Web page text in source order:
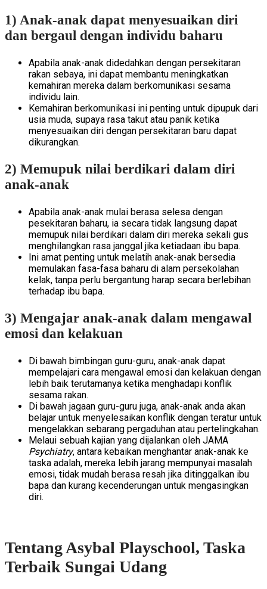
1) Anak-anak dapat menyesuaikan diri
dan bergaul dengan individu baharu
Apabila anak-anak didedahkan dengan persekitaran
rakan sebaya, ini dapat membantu meningkatkan
kemahiran mereka dalam berkomunikasi sesama
individu lain.
Kemahiran berkomunikasi ini penting untuk dipupuk dari
usia muda, supaya rasa takut atau panik ketika
menyesuaikan diri dengan persekitaran baru dapat
dikurangkan.
2) Memupuk nilai berdikari dalam diri
anak-anak
Apabila anak-anak mulai berasa selesa dengan
pesekitaran baharu, ia secara tidak langsung dapat
memupuk nilai berdikari dalam diri mereka sekali gus
menghilangkan rasa janggal jika ketiadaan ibu bapa.
Ini amat penting untuk melatih anak-anak bersedia
memulakan fasa-fasa baharu di alam persekolahan
kelak, tanpa perlu bergantung harap secara berlebihan
terhadap ibu bapa.
3) Mengajar anak-anak dalam mengawal
emosi dan kelakuan
Di bawah bimbingan guru-guru, anak-anak dapat
mempelajari cara mengawal emosi dan kelakuan dengan
lebih baik terutamanya ketika menghadapi konflik
sesama rakan.
Di bawah jagaan guru-guru juga, anak-anak anda akan
belajar untuk menyelesaikan konflik dengan teratur untuk
mengelakkan sebarang pergaduhan atau pertelingkahan.
Melaui sebuah kajian yang dijalankan oleh JAMA
Psychiatry, antara kebaikan menghantar anak-anak ke
taska adalah, mereka lebih jarang mempunyai masalah
emosi, tidak mudah berasa resah jika ditinggalkan ibu
bapa dan kurang kecenderungan untuk mengasingkan
diri.
Tentang Asybal Playschool, Taska
Terbaik Sungai Udang